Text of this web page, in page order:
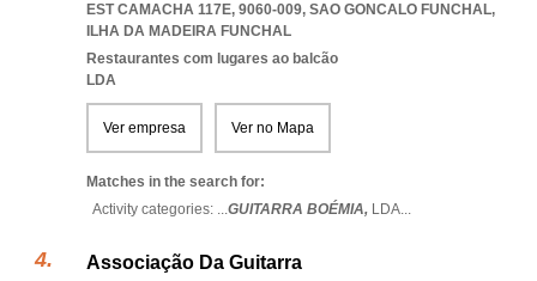
EST CAMACHA 117E, 9060-009, SAO GONCALO FUNCHAL,
ILHA DA MADEIRA FUNCHAL
Restaurantes com lugares ao balcão
LDA
Ver empresa Ver no Mapa
Matches in the search for:
Activity categories: ...GUITARRA BOÉMIA, LDA...
Associação Da Guitarra